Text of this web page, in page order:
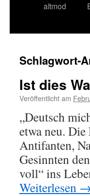
altmod
Schlagwort-
Ist dies
Veröffentlicht am
„Deutsch
etwa neu.
Antifanten,
Gesinnten
voll“ ins
Weiterlesen